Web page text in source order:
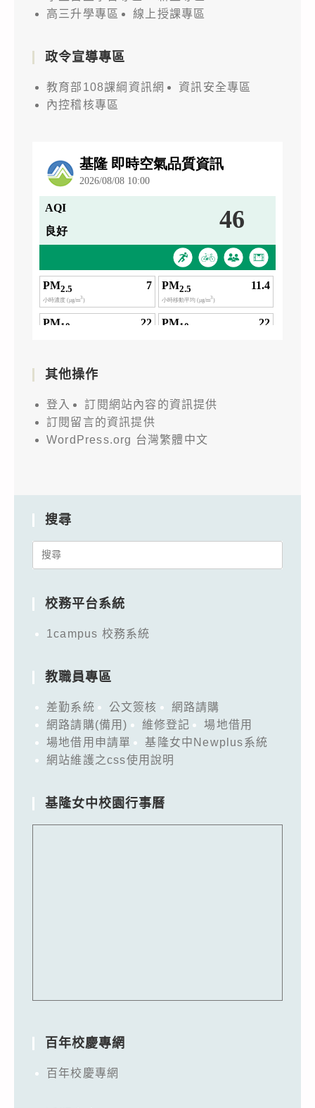
高三升學專區
線上授課專區
政令宣導專區
教育部108課綱資訊網
資訊安全專區
內控稽核專區
其他操作
登入
訂閱網站內容的資訊提供
訂閱留言的資訊提供
WordPress.org 台灣繁體中文
搜尋
Search
校務平台系統
1campus 校務系統
教職員專區
差勤系統 公文簽核
網路請購
網路請購(備用)
維修登記
場地借用
場地借用申請單
基隆女中Newplus系統
網站維護之css使用說明
基隆女中校園行事曆
百年校慶專網
百年校慶專網